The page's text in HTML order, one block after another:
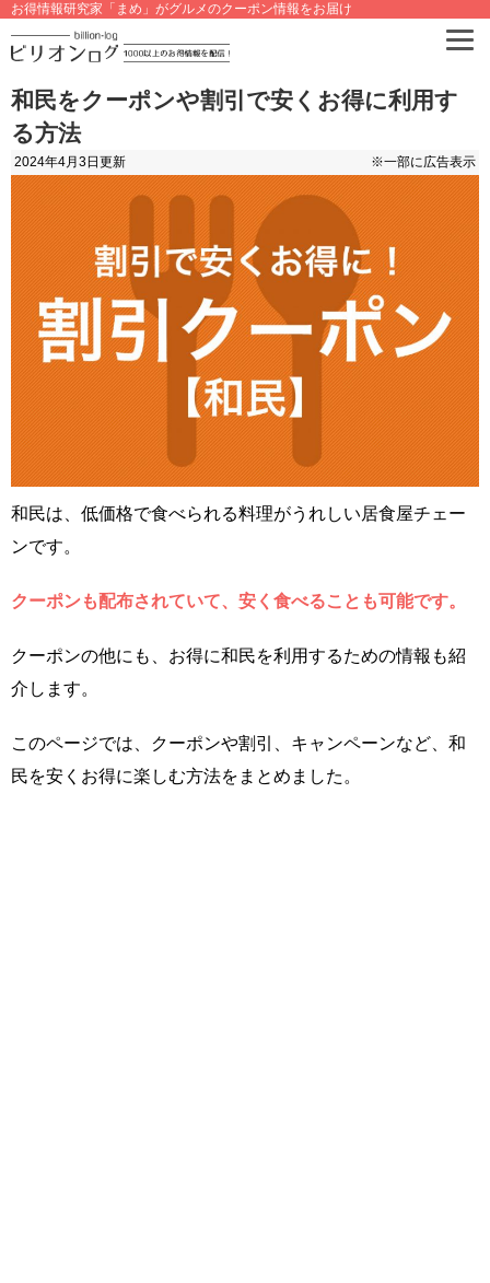
お得情報研究家「まめ」がグルメのクーポン情報をお届け
和民をクーポンや割引で安くお得に利用す
る方法
2024年4月3日 更新 ※一部に広告表示
和民は、低価格で食べられる料理がうれしい居食屋チェー
ンです。
クーポンも配布されていて、安く食べることも可能です。
クーポンの他にも、お得に和民を利用するための情報も紹
介します。
このページでは、クーポンや割引、キャンペーンなど、和
民を安くお得に楽しむ方法をまとめました。